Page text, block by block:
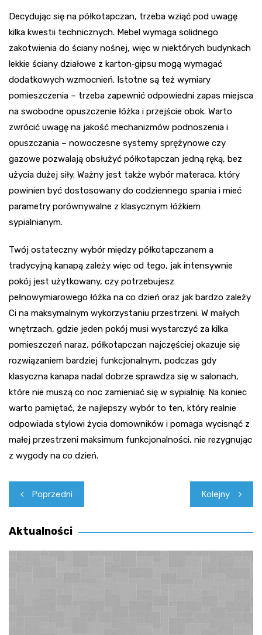
Decydując się na półkotapczan, trzeba wziąć pod uwagę
kilka kwestii technicznych. Mebel wymaga solidnego
zakotwienia do ściany nośnej, więc w niektórych budynkach
lekkie ściany działowe z karton‑gipsu mogą wymagać
dodatkowych wzmocnień. Istotne są też wymiary
pomieszczenia – trzeba zapewnić odpowiedni zapas miejsca
na swobodne opuszczenie łóżka i przejście obok. Warto
zwrócić uwagę na jakość mechanizmów podnoszenia i
opuszczania – nowoczesne systemy sprężynowe czy
gazowe pozwalają obsłużyć półkotapczan jedną ręką, bez
użycia dużej siły. Ważny jest także wybór materaca, który
powinien być dostosowany do codziennego spania i mieć
parametry porównywalne z klasycznym łóżkiem
sypialnianym.
Twój ostateczny wybór między półkotapczanem a
tradycyjną kanapą zależy więc od tego, jak intensywnie
pokój jest użytkowany, czy potrzebujesz
pełnowymiarowego łóżka na co dzień oraz jak bardzo zależy
Ci na maksymalnym wykorzystaniu przestrzeni. W małych
wnętrzach, gdzie jeden pokój musi wystarczyć za kilka
pomieszczeń naraz, półkotapczan najczęściej okazuje się
rozwiązaniem bardziej funkcjonalnym, podczas gdy
klasyczna kanapa nadal dobrze sprawdza się w salonach,
które nie muszą co noc zamieniać się w sypialnię. Na koniec
warto pamiętać, że najlepszy wybór to ten, który realnie
odpowiada stylowi życia domowników i pomaga wycisnąć z
małej przestrzeni maksimum funkcjonalności, nie rezygnując
z wygody na co dzień.
Nawigacja
wpisu
Poprzedni Kolejny
Aktualności